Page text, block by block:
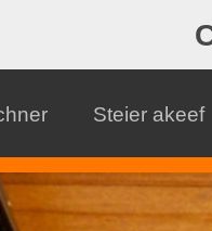
Steier akeef